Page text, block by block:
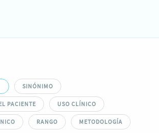
SINÓNIMO
PACIENTE USO CLÍNICO
RANGO METODOLOGÍA